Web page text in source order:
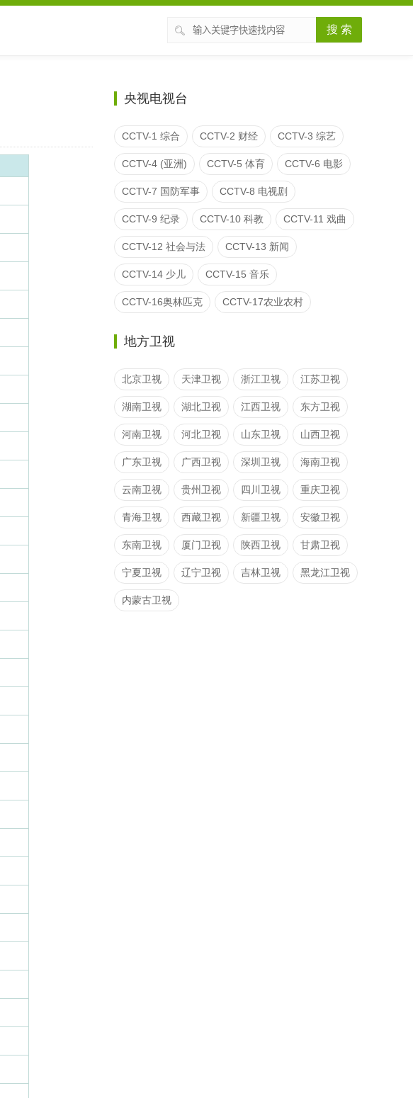
搜 索
央视电视台
CCTV-1 综合 CCTV-2 财经 CCTV-3 综艺
CCTV-4 (亚洲) CCTV-5 体育 CCTV-6 电影
CCTV-7 国防军事 CCTV-8 电视剧
CCTV-9 纪录 CCTV-10 科教 CCTV-11 戏曲
CCTV-12 社会与法 CCTV-13 新闻
CCTV-14 少儿 CCTV-15 音乐
CCTV-16奥林匹克 CCTV-17农业农村
地方卫视
北京卫视 天津卫视 浙江卫视 江苏卫视
湖南卫视 湖北卫视 江西卫视 东方卫视
河南卫视 河北卫视 山东卫视 山西卫视
广东卫视 广西卫视 深圳卫视 海南卫视
云南卫视 贵州卫视 四川卫视 重庆卫视
青海卫视 西藏卫视 新疆卫视 安徽卫视
东南卫视 厦门卫视 陕西卫视 甘肃卫视
宁夏卫视 辽宁卫视 吉林卫视 黑龙江卫视
内蒙古卫视